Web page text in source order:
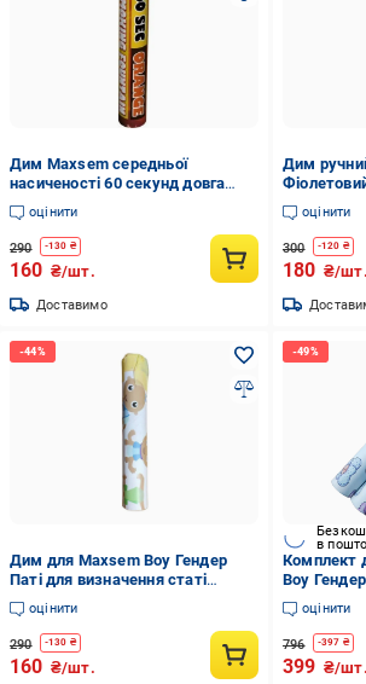
Дим Maxsem середньої
насиченості 60 секунд довга
рукоятка Помаранчевий
оцінити
290 -130 ₴
160 ₴/шт.
Доставимо
Дим
оцінити
300 -120 ₴
180 ₴/шт.
Дим для Maxsem Boy Гендер
Паті для визначення статі
дитини 60 секунд Рожевий
оцінити
290 -130 ₴
160 ₴/шт.
в
Комплект
Boy
статі
Рожевий/
оцінити
796 -397 ₴
399 ₴/шт.